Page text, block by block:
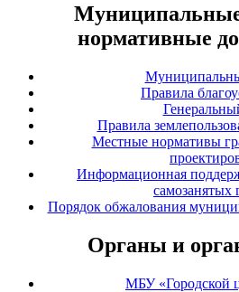
нормативные
Правила
Правила
Местные нормативы
Информационная
самозанятых
Порядок обжалования
Органы и
МБУ «Городской